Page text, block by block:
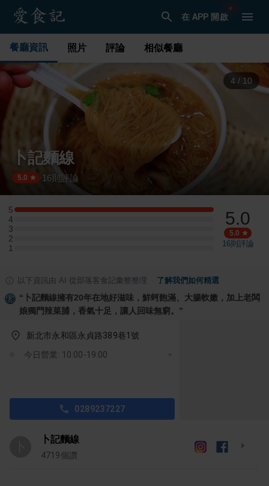
在 APP 開啟
餐廳資訊 照片 評論 相似餐廳
5 / 10
卜記麵線
5.0 16則評論
5
5 星：1 則評論
4
4 星：0 則評論
3
3 星：0 則評論
2
2 星：0 則評論
1
1 星：0 則評論
5.0
5.0
16則評論
以下資訊由 AI 從部落客食記彙整整理 了解我們如何精選
“ 卜記麵線擁有20年在地好滋味，鮮蚵飽滿、大腸軟嫩，加上老闆
娘獨門辣菜脯，香氣十足，讓人回味無窮。 ”
新北市永和區永貞路389巷1號
今日營業: 10:00-19:00
0289237227
卜記麵線
4719個讚